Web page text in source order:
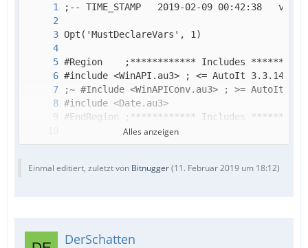
Alles anzeigen
Einmal editiert, zuletzt von Bitnugger(11. Februar 2019 um 18:12)
DerSchatten